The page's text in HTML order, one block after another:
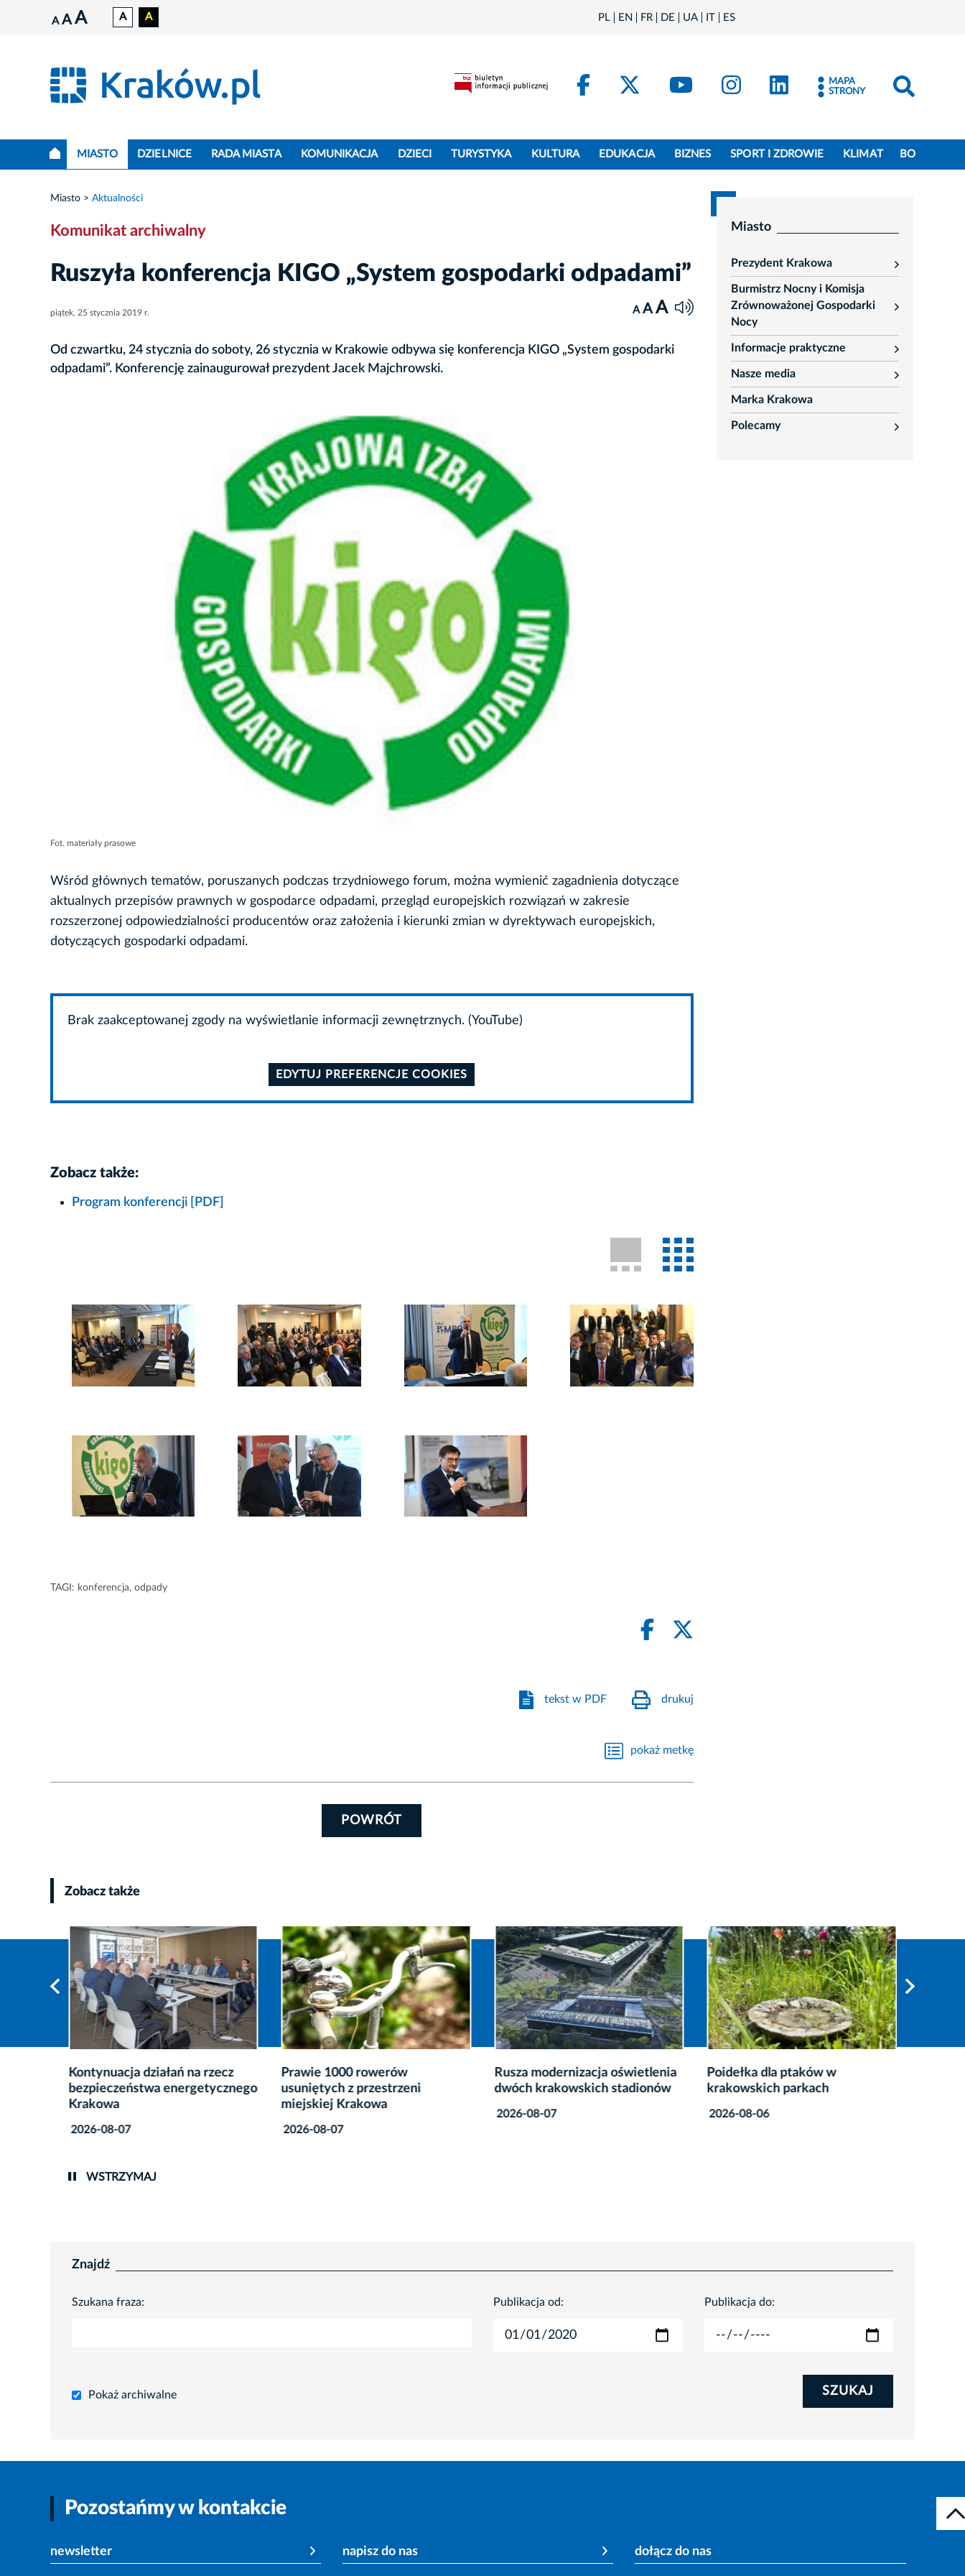
A A A A A PL EN FR DE UA IT ES
FacebookKraków - X
Kraków - YouTube
Kraków - Instagram
Kraków - LinkedIn
MAPA
STRONY
MIASTO DZIELNICE RADA MIASTA KOMUNIKACJA DZIECI TURYSTYKA KULTURA EDUKACJA BIZNES SPORT I ZDROWIE KLIMAT BO
Miasto Aktualności
Komunikat archiwalny
Ruszyła konferencja KIGO „System gospodarki odpadami”
piątek, 25 stycznia 2019 r. A A A
Od czwartku, 24 stycznia do soboty, 26 stycznia w Krakowie odbywa się konferencja KIGO „System gospodarki
odpadami”. Konferencję zainaugurował prezydent Jacek Majchrowski.
Fot. materiały prasowe
Wśród głównych tematów, poruszanych podczas trzydniowego forum, można wymienić zagadnienia dotyczące
aktualnych przepisów prawnych w gospodarce odpadami, przegląd europejskich rozwiązań w zakresie
rozszerzonej odpowiedzialności producentów oraz założenia i kierunki zmian w dyrektywach europejskich,
dotyczących gospodarki odpadami.
Brak zaakceptowanej zgody na wyświetlanie informacji zewnętrznych. (YouTube)
EDYTUJ PREFERENCJE COOKIES
Zobacz także:
Program konferencji [PDF]
TAGI: konferencja, odpady
tekst w PDF drukuj
pokaż metkę
POWRÓT
Miasto
Prezydent Krakowa
rozwiń
Burmistrz Nocny i Komisja
Zrównoważonej Gospodarki
Nocy
rozwiń
Informacje praktyczne
rozwiń
Nasze media
rozwiń
Marka Krakowa
Polecamy
rozwiń
Zobacz także
Kontynuacja działań na rzecz
bezpieczeństwa energetycznego
Krakowa
2026-08-07
Prawie 1000 rowerów
usuniętych z przestrzeni
miejskiej Krakowa
2026-08-07
Rusza modernizacja oświetlenia
dwóch krakowskich stadionów
2026-08-07
Poidełka dla ptaków w
krakowskich parkach
2026-08-06
WSTRZYMAJ
Znajdź
Szukana fraza: Publikacja od: Publikacja do:
Pokaż archiwalne SZUKAJ
Pozostańmy w kontakcie
newsletter napisz do nas dołącz do nas